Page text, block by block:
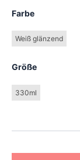
Farbe
Weiß glänzend
Größe
330ml